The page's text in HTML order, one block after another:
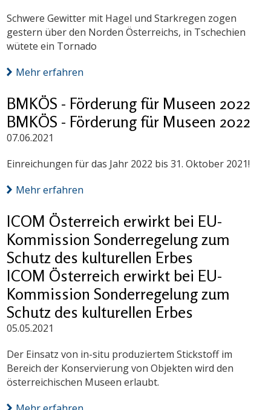
Schwere Gewitter mit Hagel und Starkregen zogen
gestern über den Norden Österreichs, in Tschechien
wütete ein Tornado
Mehr erfahren
BMKÖS - Förderung für Museen 2022
BMKÖS - Förderung für Museen 2022
07.06.2021
Einreichungen für das Jahr 2022 bis 31. Oktober 2021!
Mehr erfahren
ICOM Österreich erwirkt bei EU-
Kommission Sonderregelung zum
Schutz des kulturellen Erbes
ICOM Österreich erwirkt bei EU-
Kommission Sonderregelung zum
Schutz des kulturellen Erbes
05.05.2021
Der Einsatz von in-situ produziertem Stickstoff im
Bereich der Konservierung von Objekten wird den
österreichischen Museen erlaubt.